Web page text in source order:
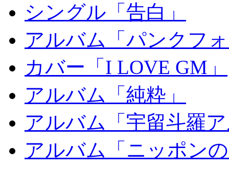
シングル「告白」
アルバム「パンクフ
カバー「I LOVE GM」
アルバム「純粋」
アルバム「宇留斗羅
アルバム「ニッポン